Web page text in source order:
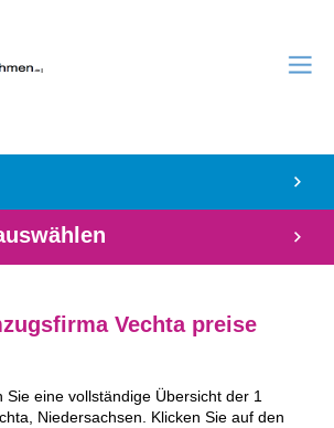
Vechta preise
Sie eine vollständige Übersicht der 1
Niedersachsen. Klicken Sie auf den